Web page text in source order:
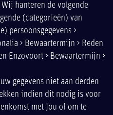
hanteren de volgende
(categorieën) van
persoonsgegevens >
> Bewaartermijn > Reden
Enzovoort > Bewaartermijn >
gegevens niet aan derden
indien dit nodig is voor
met jou of om te